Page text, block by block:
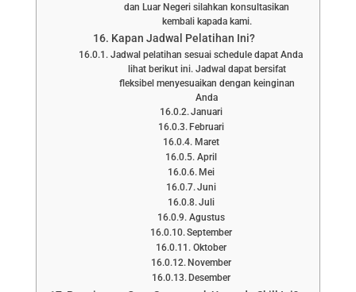
dan Luar Negeri silahkan konsultasikan
kembali kapada kami.
Kapan Jadwal Pelatihan Ini?
Jadwal pelatihan sesuai schedule dapat Anda
lihat berikut ini. Jadwal dapat bersifat
fleksibel menyesuaikan dengan keinginan
Anda
Januari
Februari
Maret
April
Mei
Juni
Juli
Agustus
September
Oktober
November
Desember